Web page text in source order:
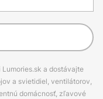
a dostávajte
a svietidiel, ventilátorov,
domácnosť, zľavové